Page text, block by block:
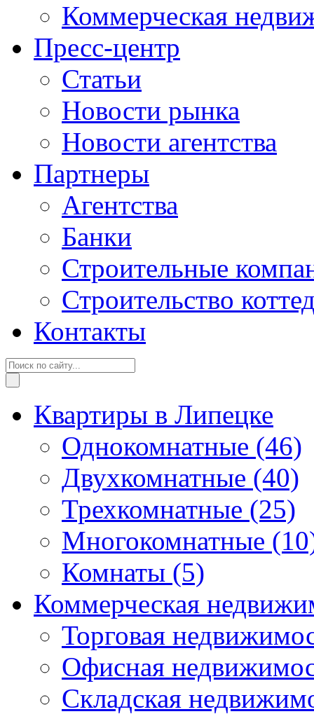
Коммерческая
Пресс-центр
Статьи
Новости рынка
Новости агентства
Партнеры
Агентства
Банки
Строительные
Строительство
Контакты
Квартиры в Липецке
Однокомнатные (46)
Двухкомнатные (40)
Трехкомнатные (25)
Многокомнатные
Комнаты (5)
Коммерческая
Торговая
Офисная
Складская